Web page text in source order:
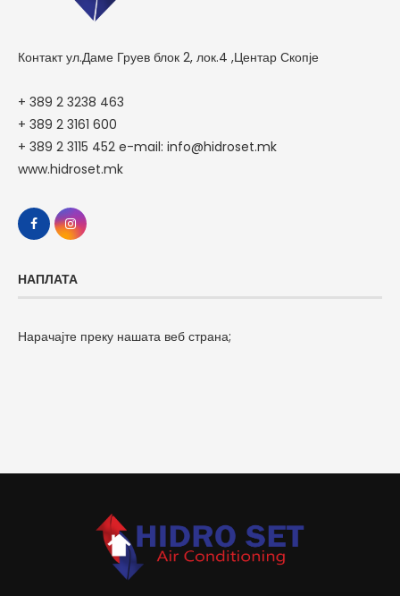
Контакт ул.Даме Груев блок 2, лок.4 ,Центар Скопје
+ 389 2 3238 463
+ 389 2 3161 600
+ 389 2 3115 452 e-mail: info@hidroset.mk
www.hidroset.mk
НАПЛАТА
Нарачајте преку нашата веб страна;